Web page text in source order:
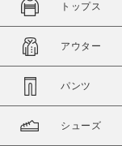
在庫
在庫あり
トップス
アウター
パンツ
シューズ